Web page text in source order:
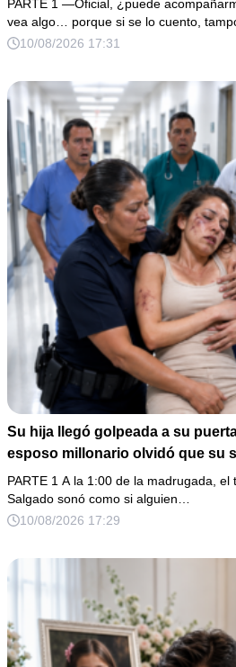
PARTE 1 —Oficial, ¿puede
vea algo… porque si se lo cuento,
10/08/2026 17:31
Su hija llegó golpeada a su
esposo millonario olvidó que su
homicidios
PARTE 1 A la 1:00 de la madrugada, el
Salgado sonó como si alguien…
10/08/2026 17:29